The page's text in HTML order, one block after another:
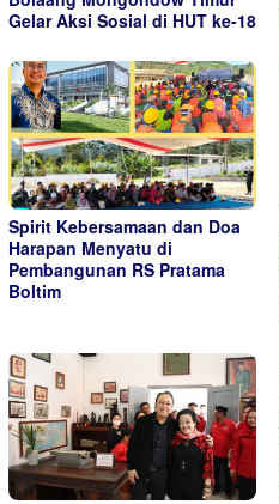
Gelar Aksi Sosial di HUT ke-18
Spirit Kebersamaan dan Doa
Harapan Menyatu di
Pembangunan RS Pratama
Boltim